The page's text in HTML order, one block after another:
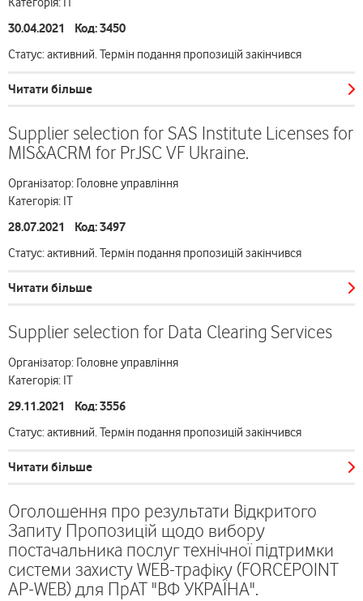
30.04.2021 Код: 3450
Статус: активний. Термін подання пропозицій закінчився
Читати більше
Supplier selection for SAS Institute Licenses for
MIS&ACRM for PrJSC VF Ukraine.
Організатор: Головне управління
Категорія: ІТ
28.07.2021 Код: 3497
Статус: активний. Термін подання пропозицій закінчився
Читати більше
Supplier selection for Data Clearing Services
Організатор: Головне управління
Категорія: ІТ
29.11.2021 Код: 3556
Статус: активний. Термін подання пропозицій закінчився
Читати більше
Оголошення про результати Відкритого
Запиту Пропозицій щодо вибору
постачальника послуг технічної підтримки
системи захисту WEB-трафіку (FORCEPOINT
AP-WEB) для ПрАТ "ВФ УКРАЇНА".